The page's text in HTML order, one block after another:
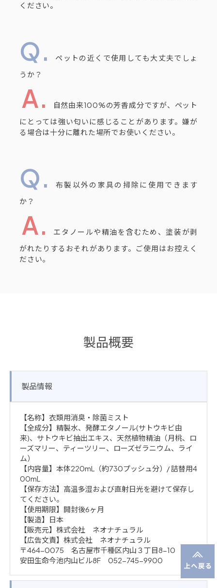
ください。
ペットの近くで使用しても大丈夫でしょ
うか？
自然由来100%の芳香成分ですが、ペット
にとっては強い匂いに感じることがあります。嫌が
る場合は十分に離れた場所でお使いください。
布製以外の家具の掃除に使用できます
か？
エタノールや精油を含むため、塗装が剥
がれたりするおそれがあります。ご使用はお控えく
ださい。
製品概要
製品情報
【名称】衣類用消臭・除菌ミスト
【全成分】精製水、発酵エタノール(サトウキビ由
来)、サトウキビ抽出エキス、天然植物精油（月桃、ロ
ーズマリー、ティーツリー、ローズゼラニウム、ライ
ム）
【内容量】本体220mL（約730プッシュ分）/ 詰替用4
00mL
【保存方法】高温多湿および直射日光を避けて保存し
てください。
【使用期限】開封後6ヶ月
【製造】日本
【販売元】株式会社 ネオナチュラル
【広告文責】株式会社 ネオナチュラル
〒464-0075 名古屋市千種区内山３丁目8-10 明治
安田生命今池内山ビル8F 052-745-9900